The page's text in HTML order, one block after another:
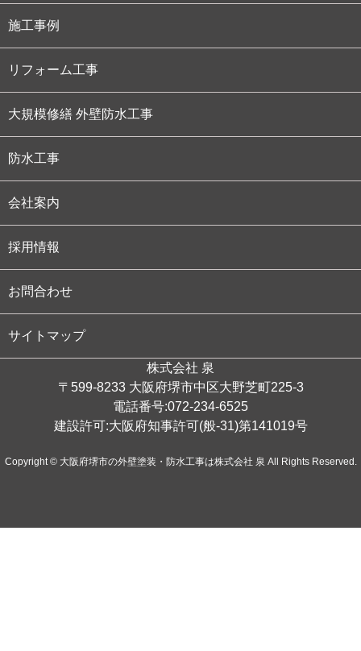
施工事例
リフォーム工事
大規模修繕 外壁防水工事
防水工事
会社案内
採用情報
お問合わせ
サイトマップ
株式会社 泉
〒599-8233 大阪府堺市中区大野芝町225-3
電話番号:072-234-6525
建設許可:大阪府知事許可(般-31)第141019号
Copyright © 大阪府堺市の外壁塗装・防水工事は株式会社 泉 All Rights Reserved.